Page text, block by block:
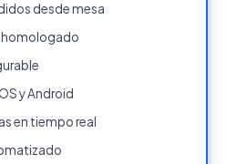
desde mesa
homologado
y Android
en tiempo real